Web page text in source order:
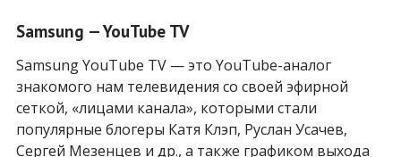
Samsung — YouTube TV
Samsung YouTube TV — это YouTube-аналог
знакомого нам телевидения со своей эфирной
сеткой, «лицами канала», которыми стали
популярные блогеры Катя Клэп, Руслан Усачев,
Сергей Мезенцев и др., а также графиком выхода